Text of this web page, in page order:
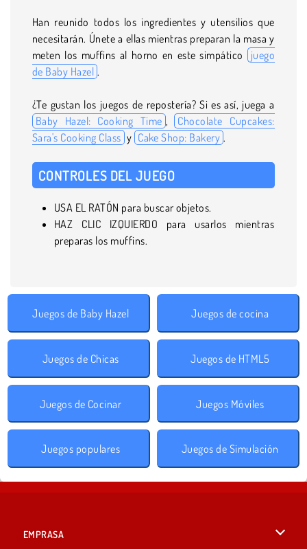
Han reunido todos los ingredientes y utensilios que
necesitarán. Únete a ellas mientras preparan la masa y
meten los muffins al horno en este simpático
juego
de Baby Hazel .
¿Te gustan los juegos de repostería? Si es así, juega a
Baby Hazel: Cooking Time , Chocolate Cupcakes:
Sara's Cooking Class y Cake Shop: Bakery .
CONTROLES DEL JUEGO
USA EL RATÓN para buscar objetos.
HAZ CLIC IZQUIERDO para usarlos mientras
preparas los muffins.
Juegos de Baby Hazel Juegos de cocina
Juegos de Chicas Juegos de HTML5
Juegos de Cocinar Juegos Móviles
Juegos populares Juegos de Simulación
EMPRASA